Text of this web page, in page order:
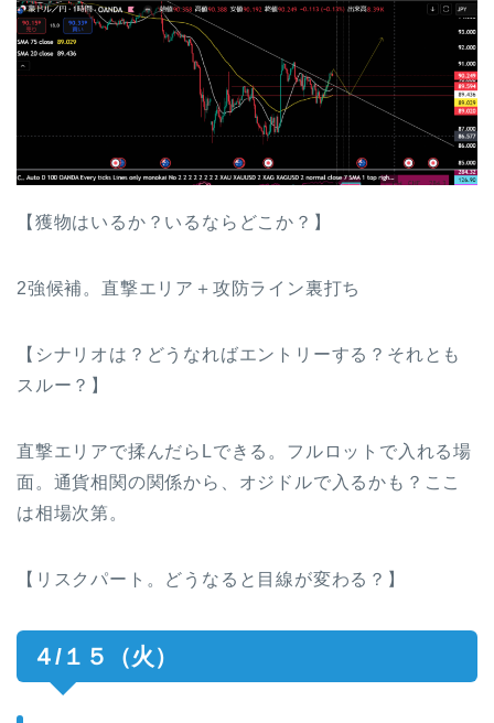
【獲物はいるか？いるならどこか？】
2強候補。直撃エリア＋攻防ライン裏打ち
【シナリオは？どうなればエントリーする？それとも
スルー？】
直撃エリアで揉んだらLできる。フルロットで入れる場
面。通貨相関の関係から、オジドルで入るかも？ここ
は相場次第。
【リスクパート。どうなると目線が変わる？】
４/１５（火）